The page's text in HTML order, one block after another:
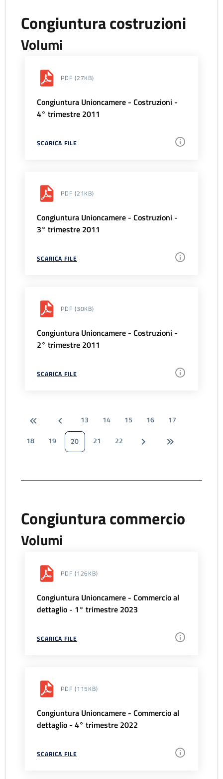
Congiuntura costruzioni
Volumi
PDF (27KB)
Congiuntura Unioncamere - Costruzioni -
4° trimestre 2011
SCARICA FILE
PDF (21KB)
Congiuntura Unioncamere - Costruzioni -
3° trimestre 2011
SCARICA FILE
PDF (30KB)
Congiuntura Unioncamere - Costruzioni -
2° trimestre 2011
SCARICA FILE
13 14 15 16
17
18
19 20 21 22
Congiuntura commercio
Volumi
PDF (126KB)
Congiuntura Unioncamere - Commercio al
dettaglio - 1° trimestre 2023
SCARICA FILE
PDF (115KB)
Congiuntura Unioncamere - Commercio al
dettaglio - 4° trimestre 2022
SCARICA FILE